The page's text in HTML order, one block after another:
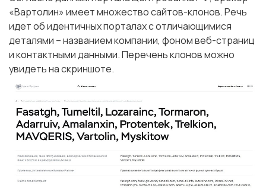
«Вартолин» имеет множество сайтов-клонов. Речь
идет об идентичных порталах с отличающимися
деталями – названием компании, фоном веб-страниц
и контактными данными. Перечень клонов можно
увидеть на скриншоте.